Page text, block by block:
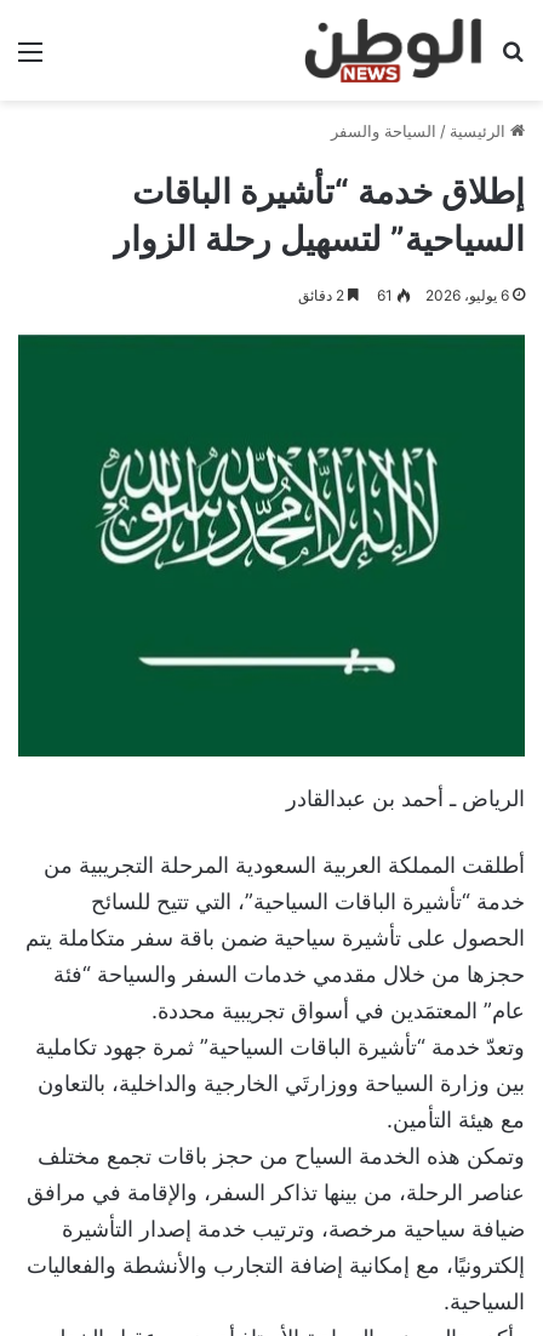
بحث عن
الرئيسية / السياحة والسفر
إطلاق خدمة “تأشيرة الباقات
السياحية” لتسهيل رحلة الزوار
6 يوليو، 2026 61
الرياض ـ أحمد بن عبدالقادر
أطلقت المملكة العربية السعودية المرحلة التجريبية من
خدمة “تأشيرة الباقات السياحية”، التي تتيح للسائح
الحصول على تأشيرة سياحية ضمن باقة سفر متكاملة يتم
حجزها من خلال مقدمي خدمات السفر والسياحة “فئة
عام” المعتمَدين في أسواق تجريبية محددة. ​
وتعدّ خدمة “تأشيرة الباقات السياحية” ثمرة جهود تكاملية
بين وزارة السياحة ووزارتَي الخارجية والداخلية، بالتعاون
مع هيئة التأمين.
وتمكن هذه الخدمة السياح من حجز باقات تجمع مختلف
عناصر الرحلة، من بينها تذاكر السفر، والإقامة في مرافق
ضيافة سياحية مرخصة، وترتيب خدمة إصدار التأشيرة
إلكترونيًا، مع إمكانية إضافة التجارب والأنشطة والفعاليات
السياحية.​